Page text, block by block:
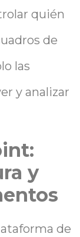
quién
de
las
y analizar
y
de